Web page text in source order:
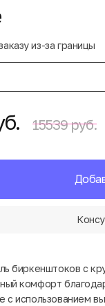
из-за границы
15539 руб.
биркенштоков с
комфорт
с использованием